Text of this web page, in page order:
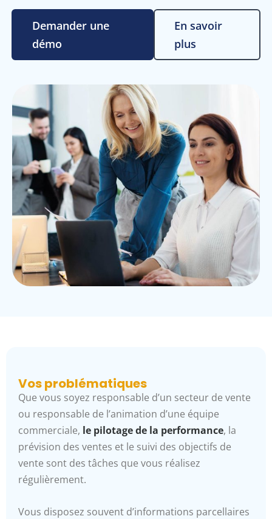
Demander une
démo
En savoir
plus
Vos problématiques
Que vous soyez responsable d’un secteur de vente
ou responsable de l’animation d’une équipe
commerciale, le pilotage de la performance, la
prévision des ventes et le suivi des objectifs de
vente sont des tâches que vous réalisez
régulièrement.
Vous disposez souvent d’informations parcellaires